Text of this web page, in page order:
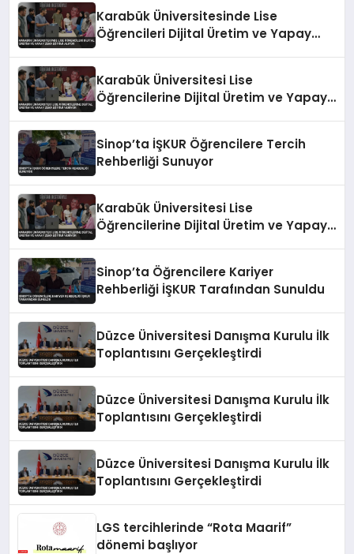
Karabük Üniversitesinde Lise
Öğrencileri Dijital Üretim ve Yapay
Karabük Üniversitesi Lise
Öğrencilerine Dijital Üretim ve Yapay
Sinop’ta İŞKUR Öğrencilere Tercih
Rehberliği Sunuyor
Karabük Üniversitesi Lise
Öğrencilerine Dijital Üretim ve Yapay
Sinop’ta Öğrencilere Kariyer
Rehberliği İŞKUR Tarafından Sunuldu
Düzce Üniversitesi Danışma Kurulu İlk
Toplantısını Gerçekleştirdi
Düzce Üniversitesi Danışma Kurulu İlk
Toplantısını Gerçekleştirdi
Düzce Üniversitesi Danışma Kurulu İlk
Toplantısını Gerçekleştirdi
LGS tercihlerinde “Rota Maarif”
dönemi başlıyor